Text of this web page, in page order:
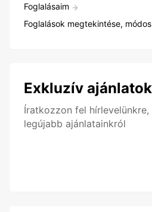
Foglalásaim
Foglalások megtekintése,
Exkluzív ajánlatok
Íratkozzon fel
legújabb ajánlatainkról